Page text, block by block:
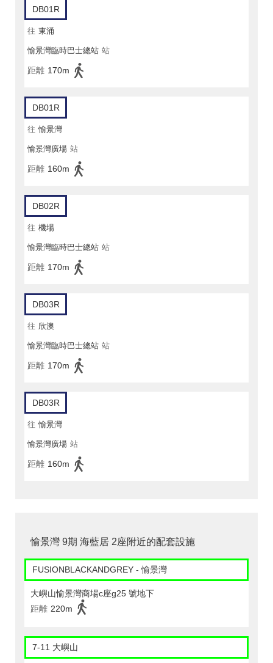
DB01R
往 東涌
愉景灣臨時巴士總站 站
距離 170m
DB01R
往 愉景灣
愉景灣廣場 站
距離 160m
DB02R
往 機場
愉景灣臨時巴士總站 站
距離 170m
DB03R
往 欣澳
愉景灣臨時巴士總站 站
距離 170m
DB03R
往 愉景灣
愉景灣廣場 站
距離 160m
愉景灣 9期 海藍居 2座附近的配套設施
FUSIONBLACKANDGREY - 愉景灣
大嶼山愉景灣商場c座g25 號地下
距離 220m
7-11 大嶼山